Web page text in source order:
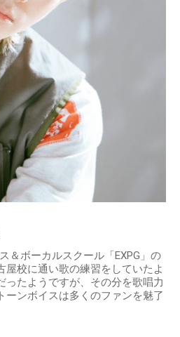
＆ボーカルスクール「EXPG」の
屋校に通い歌の練習をしていたよ
ったようですが、その分を歌唱力
ーンボイスは多くのファンを魅了